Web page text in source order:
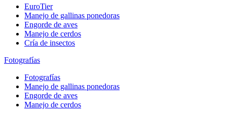
EuroTier
Manejo de gallinas ponedoras
Engorde de aves
Manejo de cerdos
Cría de insectos
Fotografías
Fotografías
Manejo de gallinas ponedoras
Engorde de aves
Manejo de cerdos